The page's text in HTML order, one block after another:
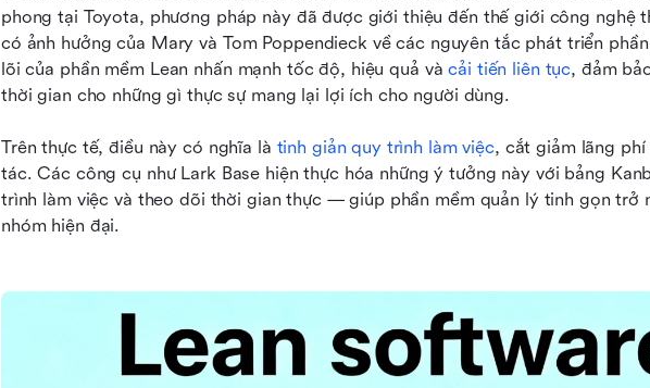
phong tại Toyota, phương pháp này đã được giới thiệu đến thế giới công nghệ
có ảnh hưởng của Mary và Tom Poppendieck về các nguyên tắc phát triển
lõi của phần mềm Lean nhấn mạnh tốc độ, hiệu quả và cải tiến liên tục, đảm
thời gian cho những gì thực sự mang lại lợi ích cho người dùng.
Trên thực tế, điều này có nghĩa là tinh giản quy trình làm việc, cắt giảm lãng
tác. Các công cụ như Lark Base hiện thực hóa những ý tưởng này với bảng
trình làm việc và theo dõi thời gian thực — giúp phần mềm quản lý tinh gọn trở
nhóm hiện đại.